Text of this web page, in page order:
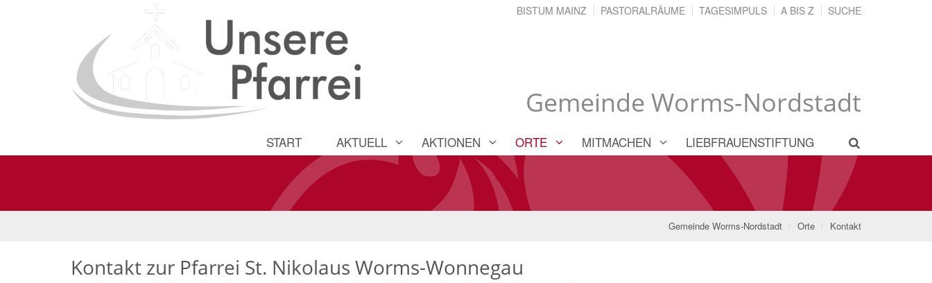
Gemeinde Worms-Nordstadt
BISTUM MAINZ PASTORALRÄUME TAGESIMPULS A BIS Z SUCHE
START AKTUELL AKTIONEN ORTE MITMACHEN LIEBFRAUENSTIFTUNG
Gemeinde Worms-Nordstadt Orte Kontakt
Kontakt zur Pfarrei St. Nikolaus Worms-Wonnegau